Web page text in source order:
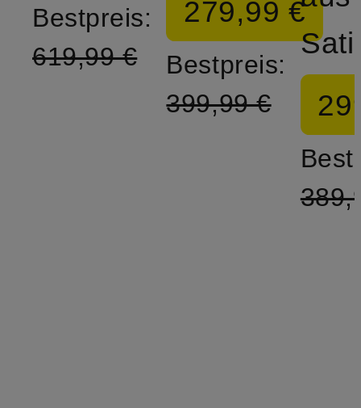
Bestpreis:
619,99 €
279,99 €
Bestpreis:
399,99 €